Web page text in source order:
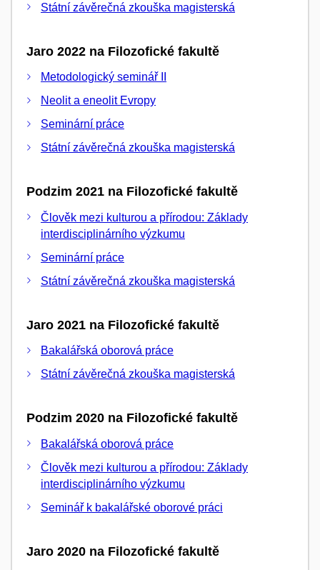
Státní závěrečná zkouška magisterská
Jaro 2022 na Filozofické fakultě
Metodologický seminář II
Neolit a eneolit Evropy
Seminární práce
Státní závěrečná zkouška magisterská
Podzim 2021 na Filozofické fakultě
Člověk mezi kulturou a přírodou: Základy
interdisciplinárního výzkumu
Seminární práce
Státní závěrečná zkouška magisterská
Jaro 2021 na Filozofické fakultě
Bakalářská oborová práce
Státní závěrečná zkouška magisterská
Podzim 2020 na Filozofické fakultě
Bakalářská oborová práce
Člověk mezi kulturou a přírodou: Základy
interdisciplinárního výzkumu
Seminář k bakalářské oborové práci
Jaro 2020 na Filozofické fakultě